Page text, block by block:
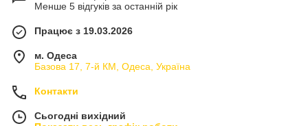
Менше 5 відгуків за останній рік
Працює з 19.03.2026
м. Одеса
Базова 17, 7-й КМ, Одеса, Україна
Контакти
Сьогодні вихідний